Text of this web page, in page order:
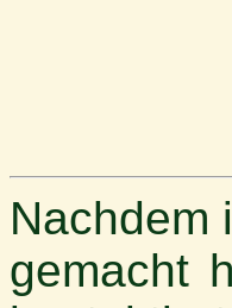
Nachdem
gemacht